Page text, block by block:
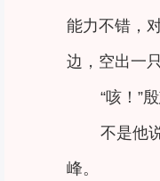
能力不错，
边，空出一
“咳！”
不是他
峰。